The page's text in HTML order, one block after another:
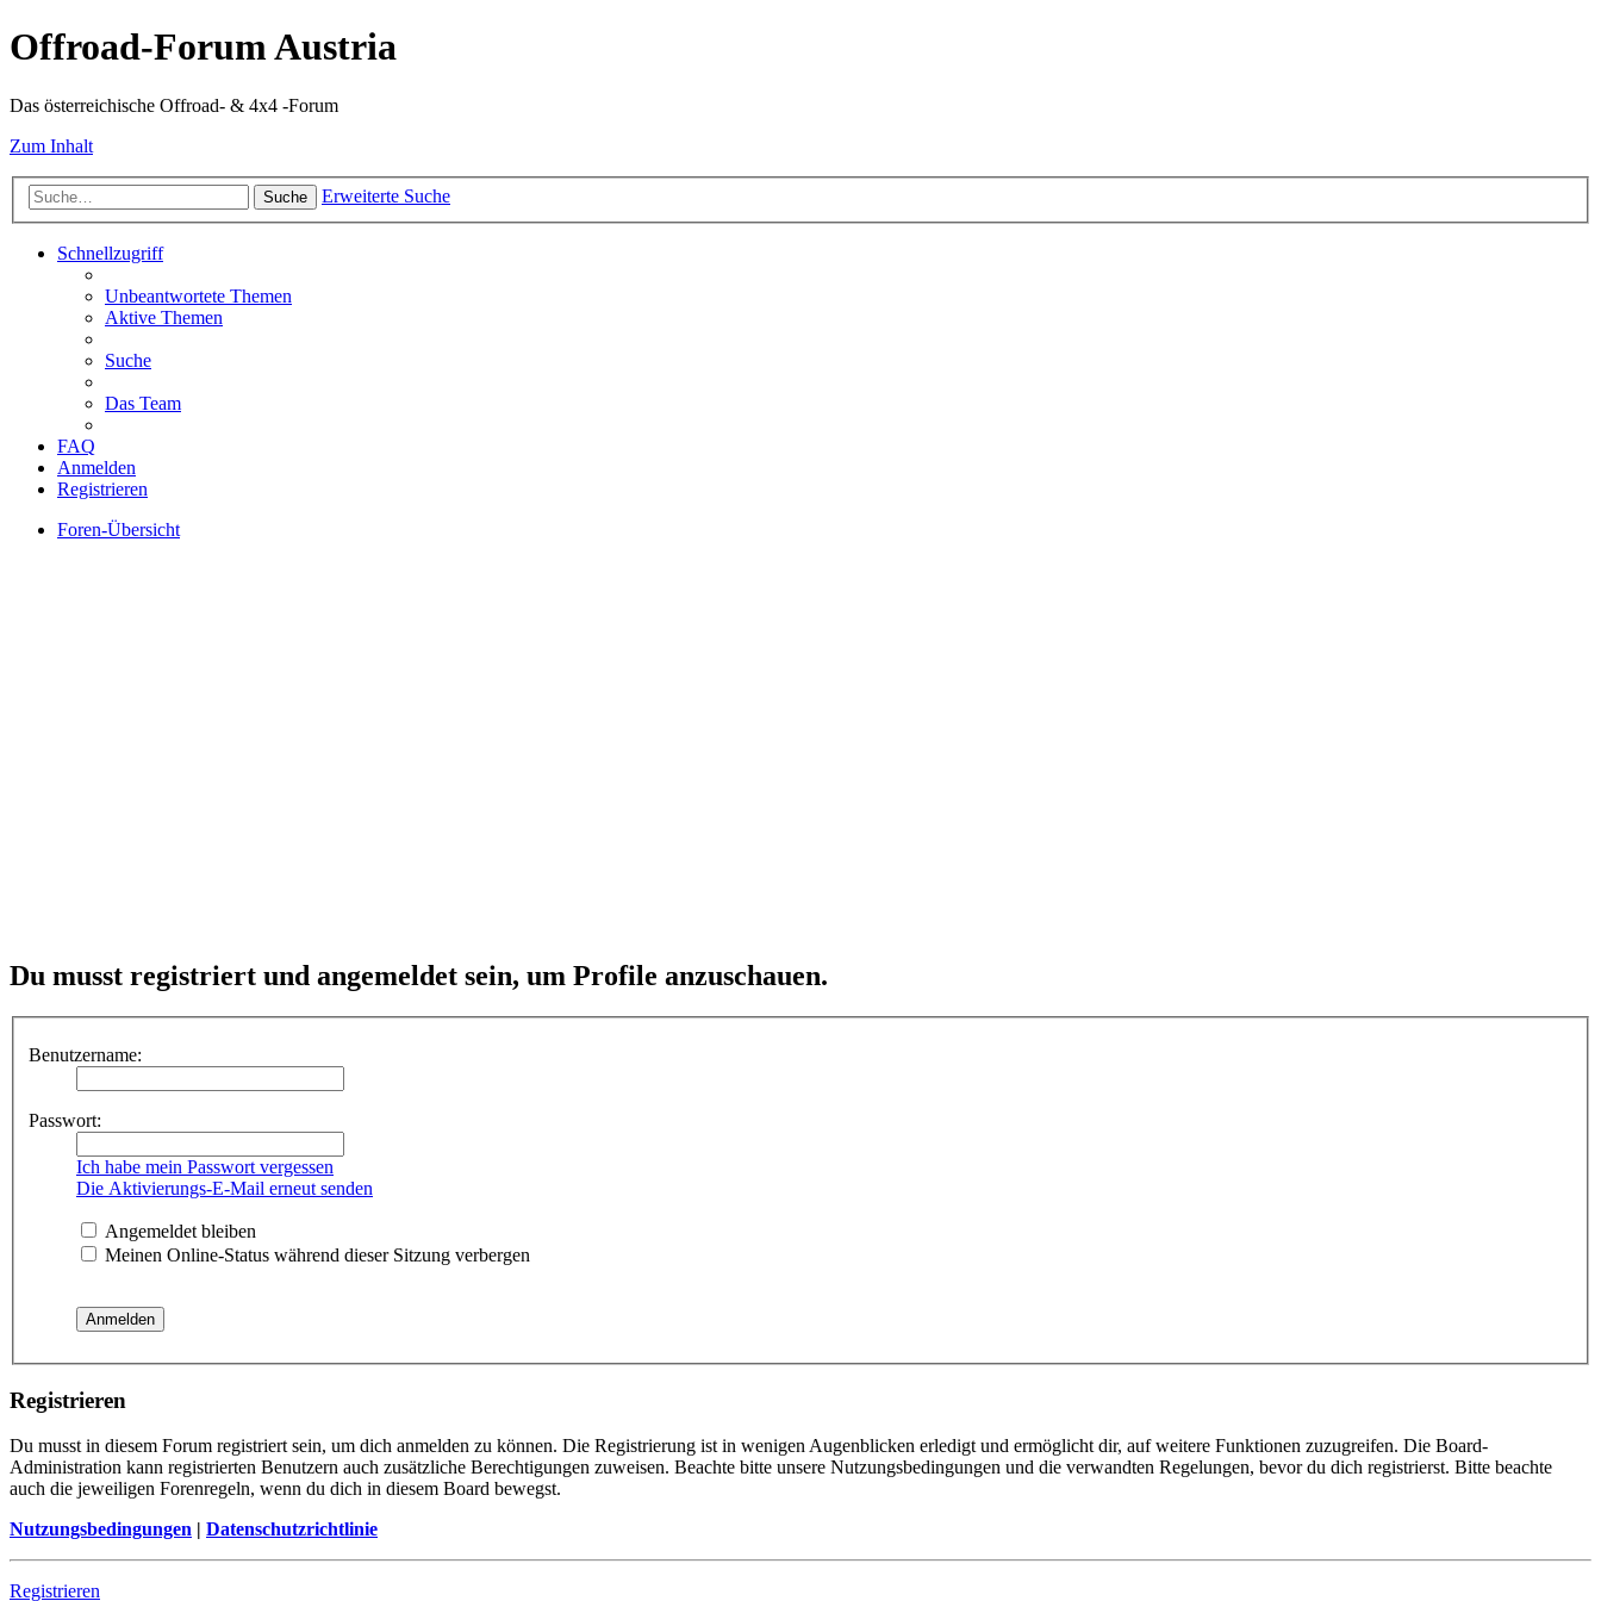
Offroad-Forum Austria
Das österreichische Offroad- & 4x4 -Forum
Zum Inhalt
Suche Erweiterte Suche
Schnellzugriff
Unbeantwortete Themen
Aktive Themen
Suche
Das Team
FAQ
Anmelden
Registrieren
Foren-Übersicht
Du musst registriert und angemeldet sein, um Profile anzuschauen.
Benutzername:
Passwort:
Ich habe mein Passwort vergessen
Die Aktivierungs-E-Mail erneut senden
Angemeldet bleiben
Meinen Online-Status während dieser Sitzung verbergen
Registrieren
Du musst in diesem Forum registriert sein, um dich anmelden zu können. Die Registrierung ist in wenigen Augenblicken erledigt und ermöglicht dir, auf weitere Funktionen zuzugreifen. Die Board-
Administration kann registrierten Benutzern auch zusätzliche Berechtigungen zuweisen. Beachte bitte unsere Nutzungsbedingungen und die verwandten Regelungen, bevor du dich registrierst. Bitte beachte
auch die jeweiligen Forenregeln, wenn du dich in diesem Board bewegst.
Nutzungsbedingungen | Datenschutzrichtlinie
Registrieren